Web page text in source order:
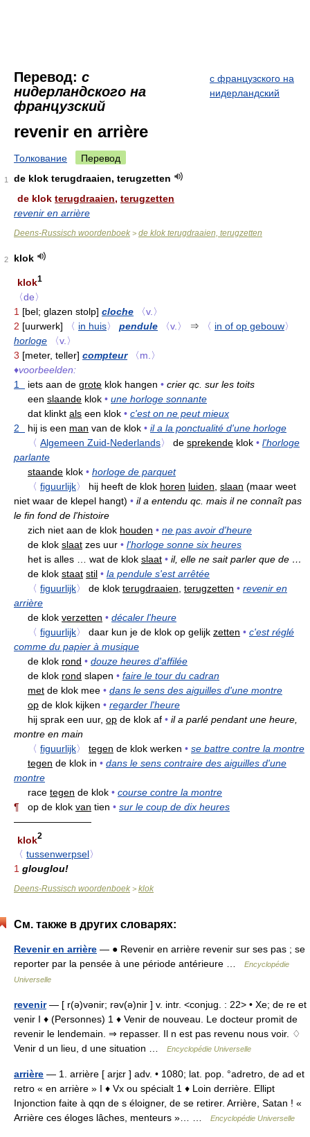
Перевод: с
нидерландского на
французский
с французского на
нидерландский
revenir en arrière
Толкование Перевод
1
de klok terugdraaien, terugzetten
de klok terugdraaien, terugzetten
revenir en arrière
Deens-Russisch woordenboek > de klok terugdraaien, terugzetten
2 klok
klok1
〈de〉
1 [bel; glazen stolp] cloche
〈v.〉
2 [uurwerk] 〈 in huis〉 pendule 〈v.〉 ⇒ 〈 in of op gebouw〉
horloge
〈v.〉
3 [meter, teller] compteur
〈m.〉
♦voorbeelden:
1
iets aan de grote klok hangen • crier qc. sur les toits
een slaande klok • une horloge sonnante
dat klinkt als een klok • c'est on ne peut mieux
2
hij is een man van de klok • il a la ponctualité d'une horloge
〈 Algemeen Zuid-Nederlands〉 de sprekende klok • l'horloge
parlante
staande klok • horloge de parquet
〈 figuurlijk〉 hij heeft de klok horen luiden, slaan (maar weet
niet waar de klepel hangt) • il a entendu qc. mais il ne connaît pas
le fin fond de l'histoire
zich niet aan de klok houden • ne pas avoir d'heure
de klok slaat zes uur • l'horloge sonne six heures
het is alles … wat de klok slaat • il, elle ne sait parler que de …
de klok staat stil • la pendule s'est arrêtée
〈 figuurlijk〉 de klok terugdraaien, terugzetten • revenir en
arrière
de klok verzetten • décaler l'heure
〈 figuurlijk〉 daar kun je de klok op gelijk zetten • c'est réglé
comme du papier à musique
de klok rond • douze heures d'affilée
de klok rond slapen • faire le tour du cadran
met de klok mee • dans le sens des aiguilles d'une montre
op de klok kijken • regarder l'heure
hij sprak een uur, op de klok af • il a parlé pendant une heure,
montre en main
〈 figuurlijk〉 tegen de klok werken • se battre contre la montre
tegen de klok in • dans le sens contraire des aiguilles d'une
montre
race tegen de klok • course contre la montre
¶ op de klok van tien • sur le coup de dix heures
————————
klok2
〈 tussenwerpsel〉
1 glouglou!
Deens-Russisch woordenboek > klok
См. также в других словарях:
Revenir en arrière — ● Revenir en arrière revenir sur ses pas ; se
reporter par la pensée à une période antérieure …
Encyclopédie
Universelle
revenir— [ r(ə)vənir; rəv(ə)nir ] v. intr. <conjug. : 22> • Xe; de re et
venir I ♦ (Personnes) 1 ♦ Venir de nouveau. Le docteur promit de
revenir le lendemain. ⇒ repasser. Il n est pas revenu nous voir. ♢
Venir d un lieu, d une situation …
Encyclopédie Universelle
arrière — 1. arrière [ arjɛr ] adv. • 1080; lat. pop. °adretro, de ad et
retro « en arrière » I ♦ Vx ou spécialt 1 ♦ Loin derrière. Ellipt
Injonction faite à qqn de s éloigner, de se retirer. Arrière, Satan ! «
Arrière ces éloges lâches, menteurs »… …
Encyclopédie Universelle